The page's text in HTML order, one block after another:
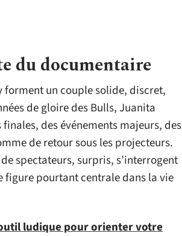
du documentaire
forment un couple solide, discret,
de gloire des Bulls, Juanita
des événements majeurs, des
de retour sous les projecteurs.
spectateurs, surpris, s’interrogent
figure pourtant centrale dans la vie
ludique pour orienter votre